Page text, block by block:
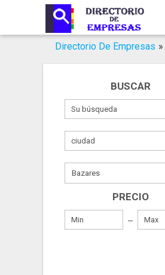
Inicio
Iniciar Sesión
Servicios SEO
Publica Tu Empresa
Directorio De Empresas »
BUSCAR
PRECIO